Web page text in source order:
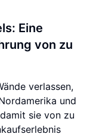
Eine
von zu
verlassen,
und
sie von zu